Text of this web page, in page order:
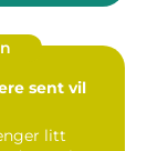
sent vil
litt